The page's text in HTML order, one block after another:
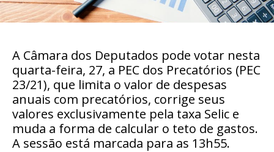
A Câmara dos Deputados pode votar nesta
quarta-feira, 27, a PEC dos Precatórios (PEC
23/21), que limita o valor de despesas
anuais com precatórios, corrige seus
valores exclusivamente pela taxa Selic e
muda a forma de calcular o teto de gastos.
A sessão está marcada para as 13h55.